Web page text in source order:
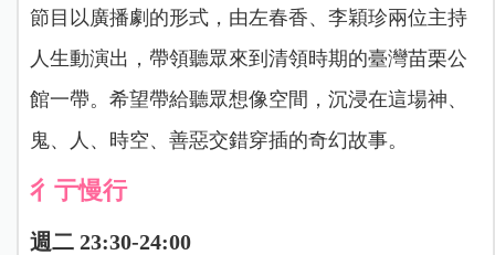
節目以廣播劇的形式，由左春香、李穎珍兩位主持
人生動演出，帶領聽眾來到清領時期的臺灣苗栗公
館一帶。希望帶給聽眾想像空間，沉浸在這場神、
鬼、人、時空、善惡交錯穿插的奇幻故事。
彳亍慢行
週二 23:30-24:00